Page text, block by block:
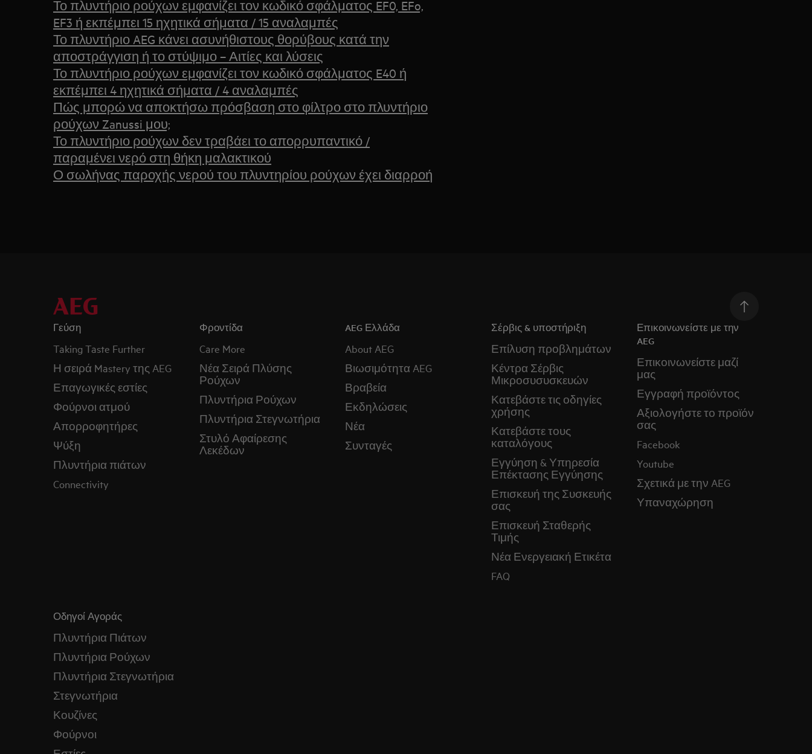
Το πλυντήριο ρούχων εμφανίζει τον κωδικό σφάλματος EF0, EFo,
EF3 ή εκπέμπει 15 ηχητικά σήματα / 15 αναλαμπές
Το πλυντήριο AEG κάνει ασυνήθιστους θορύβους κατά την
αποστράγγιση ή το στύψιμο – Αιτίες και λύσεις
Το πλυντήριο ρούχων εμφανίζει τον κωδικό σφάλματος E40 ή
εκπέμπει 4 ηχητικά σήματα / 4 αναλαμπές
Πώς μπορώ να αποκτήσω πρόσβαση στο φίλτρο στο πλυντήριο
ρούχων Zanussi μου;
Το πλυντήριο ρούχων δεν τραβάει το απορρυπαντικό /
παραμένει νερό στη θήκη μαλακτικού
Ο σωλήνας παροχής νερού του πλυντηρίου ρούχων έχει διαρροή
Γεύση
Taking Taste Further
Η σειρά Mastery της AEG
Επαγωγικές εστίες
Φούρνοι ατμού
Απορροφητήρες
Ψύξη
Πλυντήρια πιάτων
Connectivity
Φροντίδα
Care More
Νέα Σειρά Πλύσης
Ρούχων
Πλυντήρια Ρούχων
Πλυντήρια Στεγνωτήρια
Στυλό Αφαίρεσης
Λεκέδων
AEG Ελλάδα
About AEG
Βιωσιμότητα AEG
Βραβεία
Εκδηλώσεις
Νέα
Συνταγές
Σέρβις & υποστήριξη
Επίλυση προβλημάτων
Κέντρα Σέρβις
Μικροσυσυσκευών
Κατεβάστε τις οδηγίες
χρήσης
Κατεβάστε τους
καταλόγους
Εγγύηση & Υπηρεσία
Επέκτασης Εγγύησης
Επισκευή της Συσκευής
σας
Επισκευή Σταθερής
Τιμής
Νέα Ενεργειακή Ετικέτα
FAQ
Επικοινωνείστε με την
AEG
Επικοινωνείστε μαζί
μας
Εγγραφή προϊόντος
Αξιολογήστε το προϊόν
σας
Facebook
Youtube
Σχετικά με την AEG
Υπαναχώρηση
Οδηγοί Αγοράς
Πλυντήρια Πιάτων
Πλυντήρια Ρούχων
Πλυντήρια Στεγνωτήρια
Στεγνωτήρια
Κουζίνες
Φούρνοι